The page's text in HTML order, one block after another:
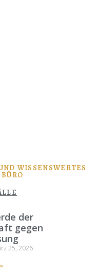
WISSENSWERTES
der
gegen
25, 2026